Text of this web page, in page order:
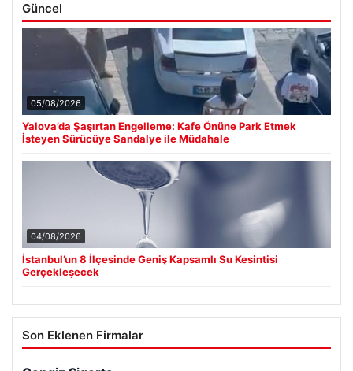
Güncel
05/08/2026
Yalova’da Şaşırtan Engelleme: Kafe Önüne Park Etmek
İsteyen Sürücüye Sandalye ile Müdahale
04/08/2026
İstanbul’un 8 İlçesinde Geniş Kapsamlı Su Kesintisi
Gerçekleşecek
Son Eklenen Firmalar